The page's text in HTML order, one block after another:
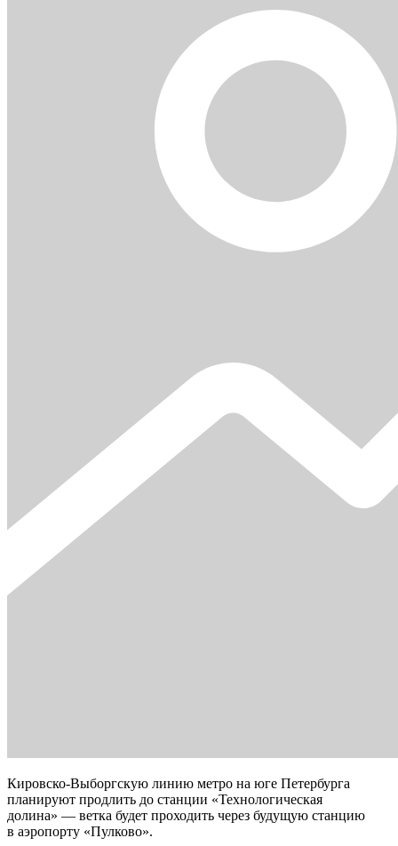
Кировско-Выборгскую линию метро на юге Петербурга
планируют продлить до станции «Технологическая
долина» — ветка будет проходить через будущую станцию
в аэропорту «Пулково».